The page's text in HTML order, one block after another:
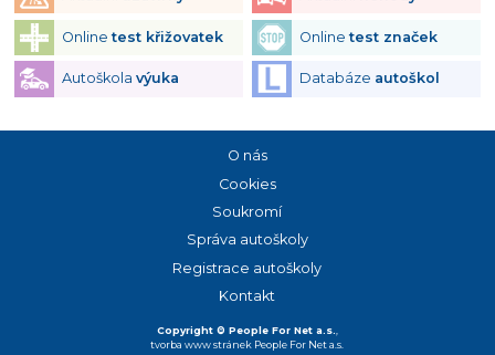
Onlinetest křižovatek Onlinetest značek
Autoškola výuka Databáze autoškol
Copyright © People For Net a.s.,
tvorba www stránek People For Net a.s.
O nás
Cookies
Soukromí
Správa autoškoly
Registrace autoškoly
Kontakt